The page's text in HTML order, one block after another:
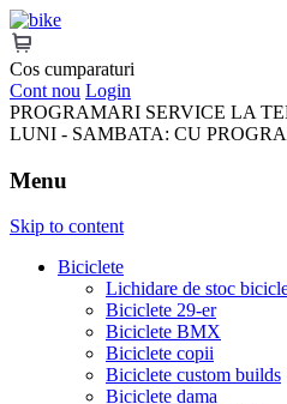
FreeRideBikes
Cos cumparaturi
Cont nou Login
PROGRAMARI SERVICE LA
LUNI - SAMBATA: CU
Menu
Skip to content
Biciclete
Lichidare de stoc
Biciclete 29-er
Biciclete BMX
Biciclete copii
Biciclete custom builds
Biciclete dama